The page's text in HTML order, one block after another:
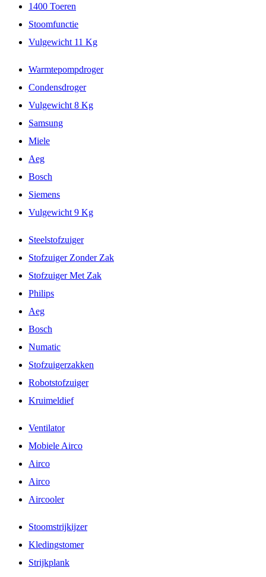
1400 Toeren
Stoomfunctie
Vulgewicht 11 Kg
Warmtepompdroger
Condensdroger
Vulgewicht 8 Kg
Samsung
Miele
Aeg
Bosch
Siemens
Vulgewicht 9 Kg
Steelstofzuiger
Stofzuiger Zonder Zak
Stofzuiger Met Zak
Philips
Aeg
Bosch
Numatic
Stofzuigerzakken
Robotstofzuiger
Kruimeldief
Ventilator
Mobiele Airco
Airco
Airco
Aircooler
Stoomstrijkijzer
Kledingstomer
Strijkplank